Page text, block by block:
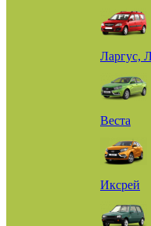
Ларгус,
Веста
Иксрей